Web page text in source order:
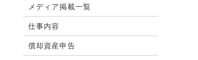
メディア掲載一覧
仕事内容
償却資産申告